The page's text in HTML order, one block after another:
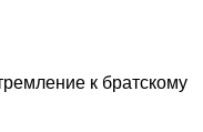
к братскому